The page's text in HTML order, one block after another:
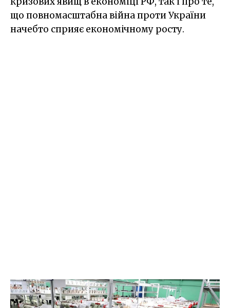
що повномасштабна війна проти України
начебто сприяє економічному росту.